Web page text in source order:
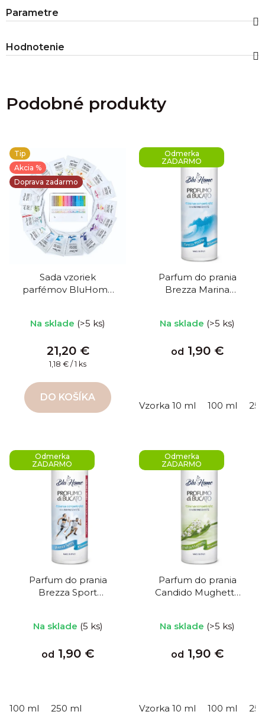
Parametre
Hodnotenie
Podobné produkty
Tip
Akcia %
Doprava zadarmo
Sada vzoriek
parfémov BluHome
hodnotenie
je
5
hviezdičiek.
Na sklade (>5 ks)
21,20 €
Jednotková
1,18 € / 1 ks
DO KOŠÍKA
Odmerka
ZADARMO
Parfum do prania
Brezza Marina
Na sklade (>5 ks)
od 1,90 €
Vzorka 10 ml 100 ml
Odmerka
ZADARMO
Parfum do prania
Brezza Sport
Na sklade (5 ks)
od 1,90 €
100 ml 250 ml
Odmerka
ZADARMO
Parfum do prania
Candido Mughetto
Na sklade (>5 ks)
od 1,90 €
Vzorka 10 ml 100 ml